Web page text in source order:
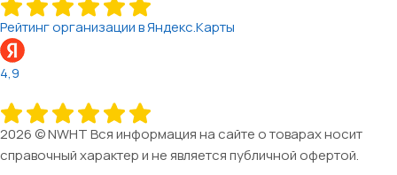
Рейтинг организации в Яндекс.Карты
4,9
2026 © NWHT Вся информация на сайте о товарах носит
справочный характер и не является публичной офертой.